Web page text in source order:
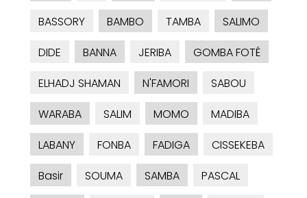
BASSORY
BAMBO TAMBA
SALIMO
DIDE
BANNA JERIBA
GOMBA FOTÉ
ELHADJ SHAMAN
N'FAMORI
SABOU
WARABA
SALIM MOMO
MADIBA
LABANY
FONBA FADIGA
CISSEKEBA
Basir
SOUMA SAMBA
PASCAL